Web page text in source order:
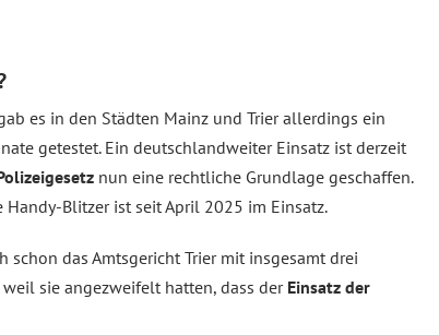
es in den Städten Mainz und Trier allerdings ein
getestet. Ein deutschlandweiter Einsatz ist derzeit
nun eine rechtliche Grundlage geschaffen.
Handy-Blitzer ist seit April 2025 im Einsatz.
schon das Amtsgericht Trier mit insgesamt drei
sie angezweifelt hatten, dass der Einsatz der